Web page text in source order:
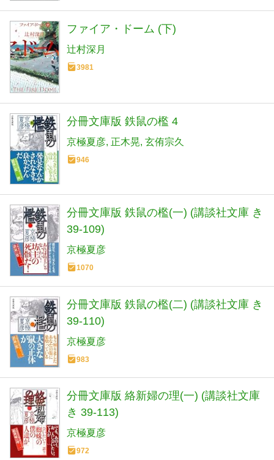
ファイア・ドーム (下)
辻村深月
3981
分冊文庫版 鉄鼠の檻 4
京極夏彦 正木晃 玄侑宗久
946
分冊文庫版 鉄鼠の檻(一) (講談社文庫 き
39-109)
京極夏彦
1070
分冊文庫版 鉄鼠の檻(二) (講談社文庫 き
39-110)
京極夏彦
983
分冊文庫版 絡新婦の理(一) (講談社文庫
き 39-113)
京極夏彦
972